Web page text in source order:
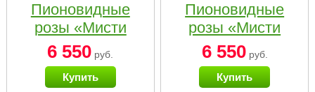
Пионовидные
розы «Мисти
бабблс» в белой
коробке Small
6 550 руб.
Купить
Пионовидные
розы «Мисти
бабблс» в
черной коробке
Small
6 550руб.
Купить